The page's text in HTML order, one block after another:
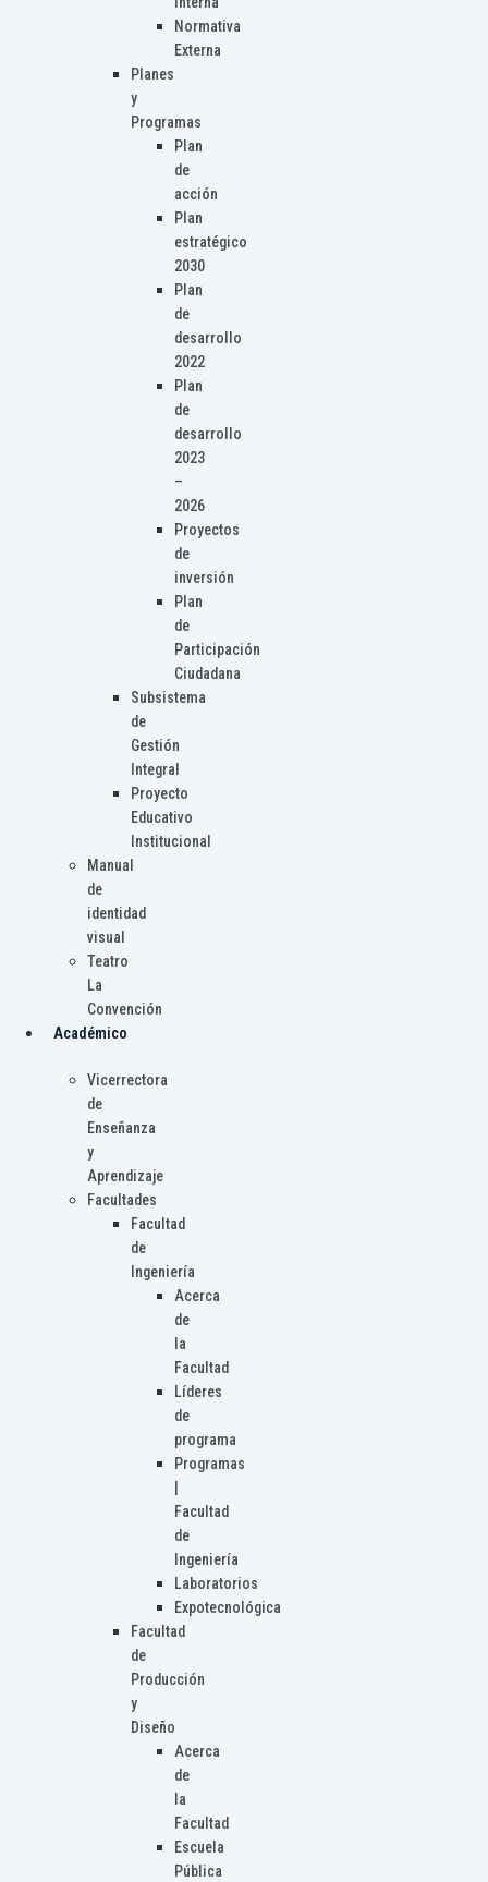
Normativa
Externa
Planes
y
Programas
Plan
de
acción
Plan
estratégico
2030
Plan
de
desarrollo
2022
Plan
de
desarrollo
2023
–
2026
Proyectos
de
inversión
Plan
de
Participación
Ciudadana
Subsistema
de
Gestión
Integral
Proyecto
Educativo
Institucional
Manual
de
identidad
visual
Teatro
La
Convención
Académico
Vicerrectora
de
Enseñanza
y
Aprendizaje
Facultades
Facultad
de
Ingeniería
Acerca
de
la
Facultad
Líderes
de
programa
Programas
Facultad
de
Ingeniería
Laboratorios
Expotecnológica
Facultad
de
Producción
y
Diseño
Acerca
de
la
Facultad
Escuela
Pública